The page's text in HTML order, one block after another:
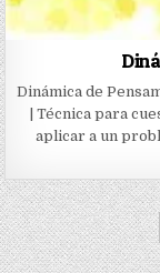
Dinámica de
| Técnica para
aplicar a un